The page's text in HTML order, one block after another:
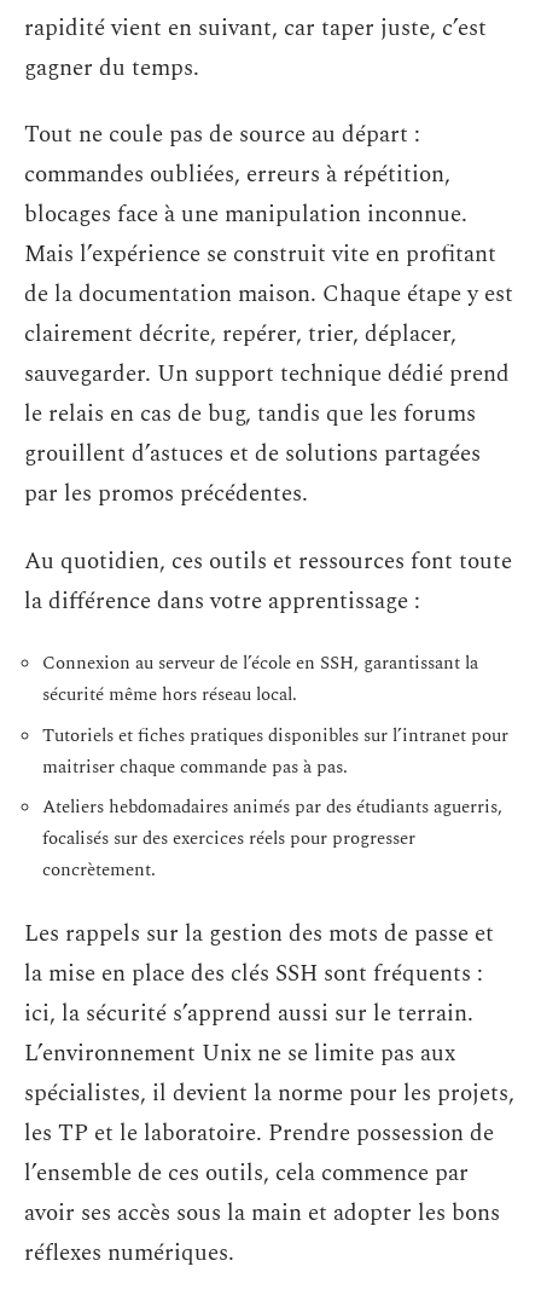
rapidité vient en suivant, car taper juste, c’est
gagner du temps.
Tout ne coule pas de source au départ :
commandes oubliées, erreurs à répétition,
blocages face à une manipulation inconnue.
Mais l’expérience se construit vite en profitant
de la documentation maison. Chaque étape y est
clairement décrite, repérer, trier, déplacer,
sauvegarder. Un support technique dédié prend
le relais en cas de bug, tandis que les forums
grouillent d’astuces et de solutions partagées
par les promos précédentes.
Au quotidien, ces outils et ressources font toute
la différence dans votre apprentissage :
Connexion au serveur de l’école en SSH, garantissant la
sécurité même hors réseau local.
Tutoriels et fiches pratiques disponibles sur l’intranet pour
maitriser chaque commande pas à pas.
Ateliers hebdomadaires animés par des étudiants aguerris,
focalisés sur des exercices réels pour progresser
concrètement.
Les rappels sur la gestion des mots de passe et
la mise en place des clés SSH sont fréquents :
ici, la sécurité s’apprend aussi sur le terrain.
L’environnement Unix ne se limite pas aux
spécialistes, il devient la norme pour les projets,
les TP et le laboratoire. Prendre possession de
l’ensemble de ces outils, cela commence par
avoir ses accès sous la main et adopter les bons
réflexes numériques.